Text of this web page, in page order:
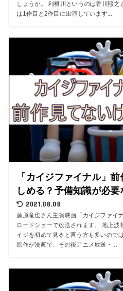
しょうか。 利根川というのは香川照之
は1作目と2作目に出演しています...
「カイジファイナル」
しめる？予備知識が必
2021.08.08
藤原竜也さん主演映画「カイジファイ
ロードショーで放送されます。 地上波
イジを初めて見ると言う方も多いので
原作が漫画で、その後アニメ放送・...